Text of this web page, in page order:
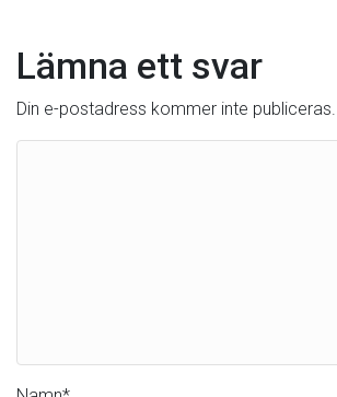
Lämna ett svar
Din e-postadress kommer inte publiceras.